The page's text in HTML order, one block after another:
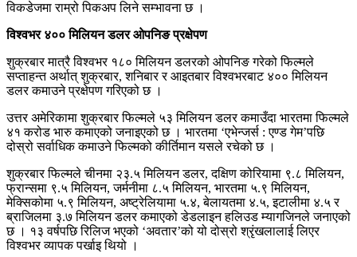
विकडेजमा राम्रो पिकअप लिने सम्भावना छ ।
विश्वभर ४०० मिलियन डलर ओपनिङ प्रक्षेपण
शुक्रबार मात्रै विश्वभर १८० मिलियन डलरको ओपनिङ गरेको फिल्मले
सप्ताहन्त अर्थात् शुक्रबार, शनिबार र आइतबार विश्वभरबाट ४०० मिलियन
डलर कमाउने प्रक्षेपण गरिएको छ ।
उत्तर अमेरिकामा शुक्रबार फिल्मले ५३ मिलियन डलर कमाउँदा भारतमा फिल्मले
४१ करोड भारु कमाएको जनाइएको छ । भारतमा ‘एभेन्जर्स : एण्ड गेम’पछि
दोस्रो सर्वाधिक कमाउने फिल्मको कीर्तिमान यसले रचेको छ ।
शुक्रबार फिल्मले चीनमा २३.५ मिलियन डलर, दक्षिण कोरियामा ९.८ मिलियन,
फ्रान्समा ९.५ मिलियन, जर्मनीमा ८.५ मिलियन, भारतमा ५.९ मिलियन,
मेक्सिकोमा ५.९ मिलियन, अष्ट्रेलियामा ५.४, बेलायतमा ४.५, इटालीमा ४.५ र
ब्राजिलमा ३.७ मिलियन डलर कमाएको डेडलाइन हलिउड म्यागजिनले जनाएको
छ । १३ वर्षपछि रिलिज भएको ‘अवतार’को यो दोस्रो श्रृंखलालाई लिएर
विश्वभर व्यापक पर्खाइ थियो ।